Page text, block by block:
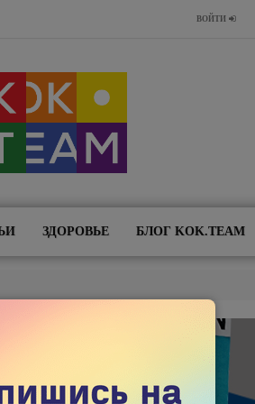
ВОЙТИ
ЗДОРОВЬЕ БЛОГ KOK.TEAM